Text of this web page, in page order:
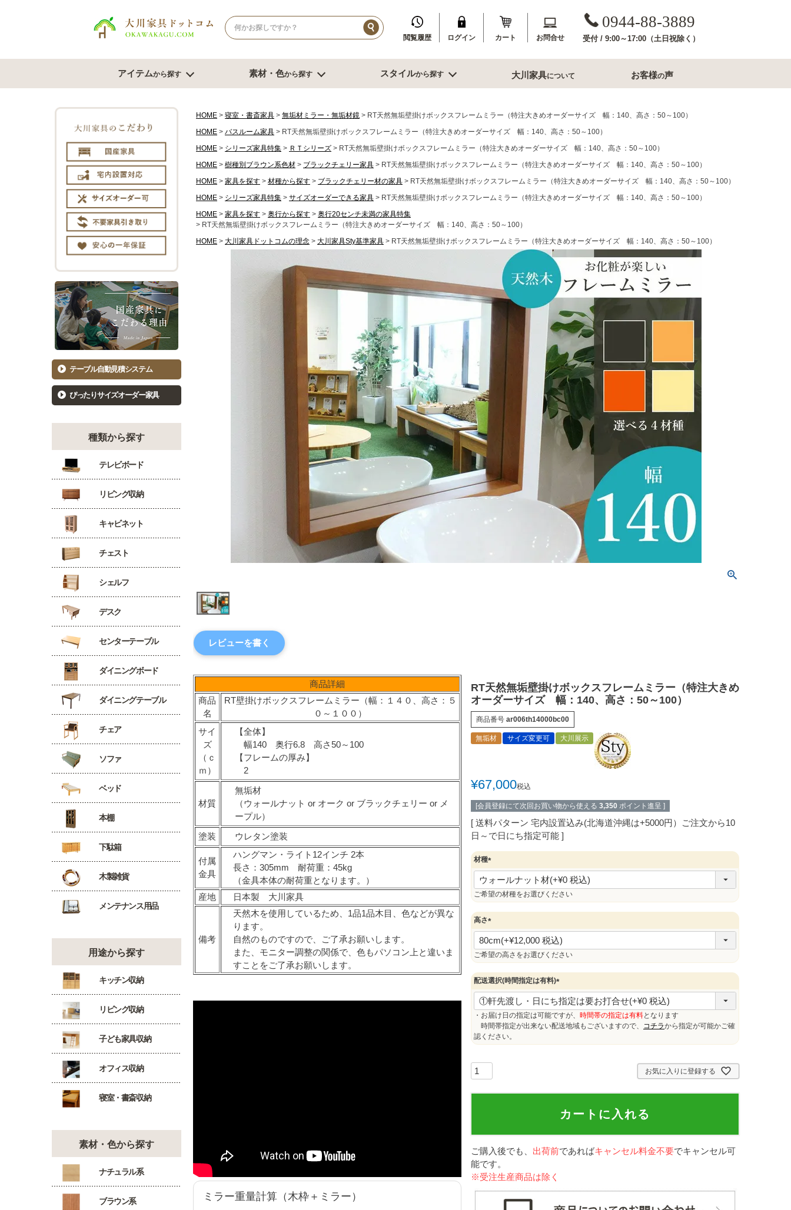
閲覧履歴 ログイン カート お問合せ
0944-88-3889
受付 / 9:00～17:00（土日祝除く）
アイテムから探す
テレビボード
幅150cm台
コーナーテレビ台
テレビチェスト
もっと見る
チェスト・たんす
チェスト幅61cm～80cm
チェスト幅101cm～120cm
着物たんす
もっと見る
洋服たんす
洋服タンス幅61～80cm
洋服タンス幅81～100cm
洋服タンス幅101～120cm
テーブル
幅150センチ台
幅180センチ台
サイズオーダーテーブル
ダイニング家具
ダイニングチェアー
バーカウンター
ダイニングセット
キッチン収納
食器棚101～120cm
キッチンカウンター
もっと見る
リビング収納
幅60～80cm未満
幅80cm台
幅90～120cm未満
幅120～150cm未満
幅150cm以上
ソファー
センターテーブル
飾り棚
座卓
茶棚・サイドボード
押し入れ収納
ちゃぶ台
寝室・書斎収納
書棚
ミラー
スツール
クローゼット内収納
サイドテーブル・ナイトテー
ブル
子ども部屋家具
本棚・本入れ
衣類収納
デスク
２段ベッド
玄関用家具
下駄箱
洗面所家具
フレームミラー
有料サービス
防災グッズ
素材・色から探す スタイルから探す 大川家具について お客様の声
テーブル自動見積システム
ぴったりサイズオーダー家具
種類から探す
テレビボード
リビング収納
キャビネット
チェスト
シェルフ
デスク
センターテーブル
ダイニングボード
ダイニングテーブル
チェア
ソファ
ベッド
本棚
下駄箱
木製雑貨
メンテナンス用品
用途から探す
キッチン収納
リビング収納
子ども家具収納
オフィス収納
寝室・書斎収納
素材・色から探す
ナチュラル系
ブラウン系
HOME 寝室・書斎家具 無垢材ミラー・無垢材鏡
RT天然無垢壁掛けボックスフレームミラー（特注大きめオーダーサイズ 幅：140、高さ：50～100）
HOME
バスルーム家具
RT天然無垢壁掛けボックスフレームミラー（特注大きめオーダーサイズ 幅：140、高さ：50～100）
HOME
シリーズ家具特集 ＲＴシリーズ
RT天然無垢壁掛けボックスフレームミラー（特注大きめオーダーサイズ 幅：140、高さ：50～100）
HOME
樹種別ブラウン系色材 ブラックチェリー家具
RT天然無垢壁掛けボックスフレームミラー（特注大きめオーダーサイズ 幅：140、高さ：50～100）
HOME
家具を探す 材種から探す ブラックチェリー材の家具
RT天然無垢壁掛けボックスフレームミラー（特注大きめオーダーサイズ 幅：140、高さ：50～100）
HOME
シリーズ家具特集 サイズオーダーできる家具
RT天然無垢壁掛けボックスフレームミラー（特注大きめオーダーサイズ 幅：140、高さ：50～100）
HOME
家具を探す 奥行から探す
奥行20センチ未満の家具特集
RT天然無垢壁掛けボックスフレームミラー（特注大きめオーダーサイズ 幅：140、高さ：50～100）
HOME
大川家具ドットコムの理念 大川家具Sty基準家具 RT天然無垢壁掛けボックスフレームミラー（特注大きめオーダーサイズ 幅：140、高さ：50～100）
レビューを書く
商品詳細
商品
名
RT壁掛けボックスフレームミラー（幅：１４０、高さ：５
０～１００）
サイ
ズ
（ｃ
ｍ）
【全体】
幅140 奥行6.8 高さ50～100
【フレームの厚み】
2
材質
無垢材
（ウォールナット or オーク or ブラックチェリー or メ
ープル）
塗装
ウレタン塗装
付属
金具
ハングマン・ライト12インチ 2本
長さ：305mm 耐荷重：45kg
（金具本体の耐荷重となります。）
産地
日本製 大川家具
備考
天然木を使用しているため、1品1品木目、色などが異な
ります。
自然のものですので、ご了承お願いします。
また、モニター調整の関係で、色もパソコン上と違いま
すことをご了承お願いします。
ミラー重量計算（木枠＋ミラー）
RT天然無垢壁掛けボックスフレームミラー（特注大きめ
オーダーサイズ 幅：140、高さ：50～100）
商品番号 ar006th14000bc00
無垢材 サイズ変更可 大川展示
¥67,000税込
[会員登録にて次回お買い物から使える 3,350 ポイント進呈 ]
送料パターン 宅内設置込み(北海道沖縄は+5000円）ご注文から10
日～で日にち指定可能
材種
(
必
須
)
ご希望の材種をお選びください
高さ
(
必
須
)
ご希望の高さをお選びください
配送選択(時間指定は有料)
(
必
須
)
・お届け日の指定は可能ですが、 時間帯の指定は有料となります
時間帯指定が出来ない配送地域もございますので、 コチラから指定が可能かご確
認ください。
お気に入りに登録する
カートに入れる
ご購入後でも、 出荷前であればキャンセル料金不要でキャンセル可
能です。
※受注生産商品は除く